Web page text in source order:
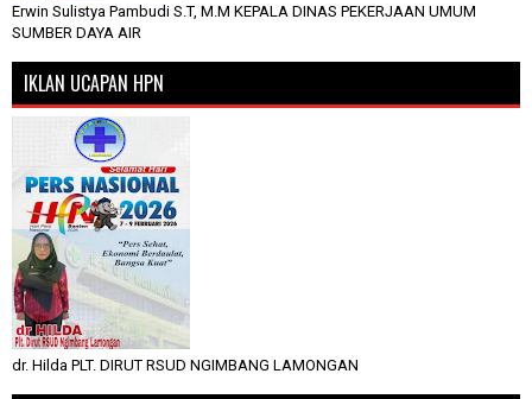
Erwin Sulistya Pambudi S.T, M.M KEPALA DINAS PEKERJAAN UMUM
SUMBER DAYA AIR
IKLAN UCAPAN HPN
dr. Hilda PLT. DIRUT RSUD NGIMBANG LAMONGAN